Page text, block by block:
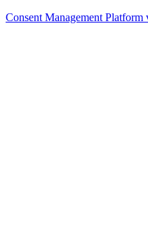
Consent Management